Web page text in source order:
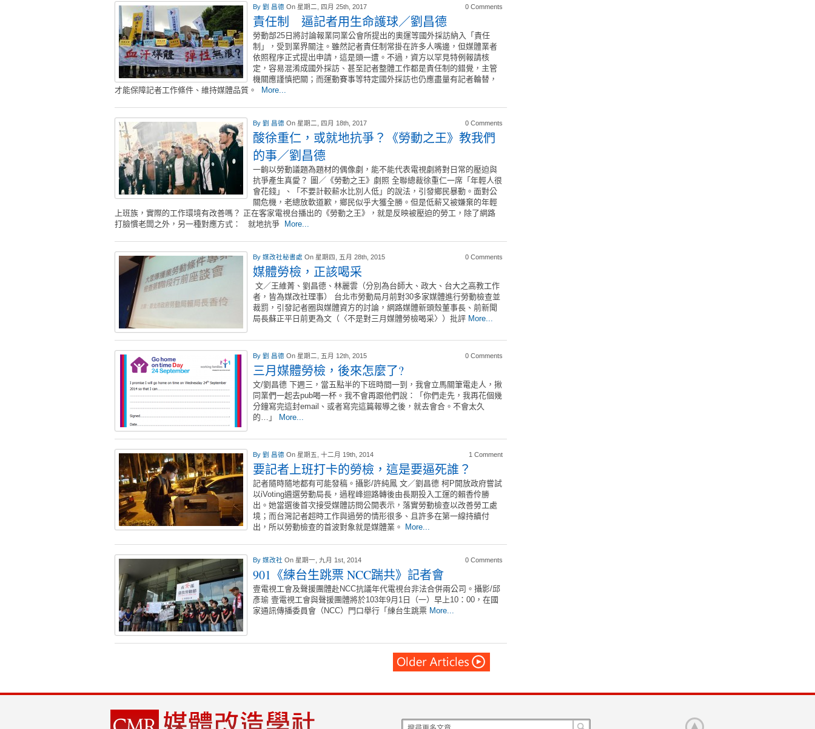
By 劉 昌德 On 星期二, 四月 25th, 2017 0 Comments
責任制 逼記者用生命護球／劉昌德
勞動部25日將討論報業同業公會所提出的奧運等國外採訪納入「責任
制」，受到業界關注。雖然記者責任制常掛在許多人嘴邊，但媒體業者
依照程序正式提出申請，這是頭一遭。不過，資方以罕見特例報請核
定，容易混淆成國外採訪、甚至記者整體工作都是責任制的錯覺，主管
機關應謹慎把關；而運動賽事等特定國外採訪也仍應盡量有記者輪替，
才能保障記者工作條件、維持媒體品質。
More...
By 劉 昌德 On 星期二, 四月 18th, 2017 0 Comments
酸徐重仁，或就地抗爭？《勞動之王》教我們
的事／劉昌德
一齣以勞動議題為題材的偶像劇，能不能代表電視劇將對日常的壓迫與
抗爭產生真愛？ 圖／《勞動之王》劇照 全聯總裁徐重仁一席「年輕人很
會花錢」、「不要計較薪水比別人低」的說法，引發鄉民暴動。面對公
關危機，老總放軟道歉，鄉民似乎大獲全勝。但是低薪又被嫌棄的年輕
上班族，實際的工作環境有改善嗎？ 正在客家電視台播出的《勞動之王》，就是反映被壓迫的勞工，除了網路
打臉慣老闆之外，另一種對應方式： 就地抗爭
More...
By 媒改社秘書處 On 星期四, 五月 28th, 2015 0 Comments
媒體勞檢，正該喝采
文／王維菁、劉昌德、林麗雲（分別為台師大、政大、台大之高教工作
者，皆為媒改社理事） 台北市勞動局月前對30多家媒體進行勞動檢查並
裁罰，引發記者圈與媒體資方的討論，網路媒體新頭殼董事長、前新聞
局長蘇正平日前更為文（〈不是對三月媒體勞檢喝采〉）批評 More...
By 劉 昌德 On 星期二, 五月 12th, 2015 0 Comments
三月媒體勞檢，後來怎麼了?
文/劉昌德 下週三，當五點半的下班時間一到，我會立馬關筆電走人，揪
同業們一起去pub喝一杯。我不會再跟他們說：「你們走先，我再花個幾
分鐘寫完這封email、或者寫完這篇報導之後，就去會合。不會太久
的…」
More...
By 劉 昌德 On 星期五, 十二月 19th, 2014 1 Comment
要記者上班打卡的勞檢，這是要逼死誰？
記者隨時隨地都有可能發稿。攝影/許純鳳 文／劉昌德 柯P開放政府嘗試
以iVoting遴選勞動局長，過程峰迴路轉後由長期投入工運的賴香伶勝
出。她當選後首次接受媒體訪問公開表示，落實勞動檢查以改善勞工處
境；而台灣記者超時工作與過勞的情形很多、且許多在第一線持續付
出，所以勞動檢查的首波對象就是媒體業。
More...
By 媒改社 On 星期一, 九月 1st, 2014 0 Comments
901《練台生跳票 NCC踹共》記者會
壹電視工會及聲援團體赴NCC抗議年代電視台非法合併兩公司。攝影/邱
彥瑜 壹電視工會與聲援團體將於103年9月1日（一）早上10：00，在國
家通訊傳播委員會（NCC）門口舉行「練台生跳票 More...